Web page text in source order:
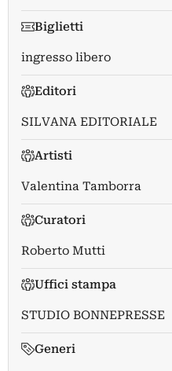
Biglietti
ingresso libero
Editori
SILVANA EDITORIALE
Artisti
Valentina Tamborra
Curatori
Roberto Mutti
Uffici stampa
STUDIO BONNEPRESSE
Generi